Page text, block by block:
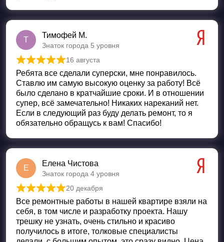
Т
Тимофей М.
Знаток города 5 уровня
Оценка из 5
16 августа
Ребята все сделали суперски, мне понравилось.
Ставлю им самую высокую оценку за работу! Всё
было сделано в кратчайшие сроки. И в отношении
супер, всё замечательно! Никаких нареканий нет.
Если в следующий раз буду делать ремонт, то я
обязательно обращусь к вам! Спасибо!
Е
Елена Чистова
Знаток города 4 уровня
Оценка из 5
20 декабря
Все ремонтные работы в нашей квартире взяли на
себя, в том числе и разработку проекта. Нашу
трешку не узнать, очень стильно и красиво
получилось в итоге, толковые специалисты